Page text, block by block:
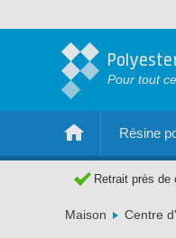
Pour tout
Résine
Retrait près de
Maison Centre